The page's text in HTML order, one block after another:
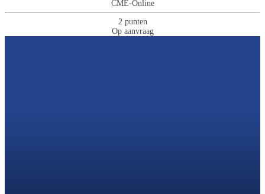
CME-Online
2 punten
Op aanvraag